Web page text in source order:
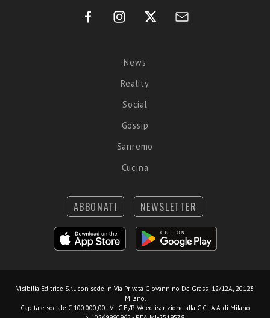
News
Reality
Social
Gossip
Sanremo
Cucina
ABBONATI NEWSLETTER
Visibilia Editrice S.r.l. con sede in Via Privata Giovannino De Grassi 12/12A, 20123
Milano.
Capitale sociale € 100.000,00 I.V. - C.F./P.IVA ed iscrizione alla C.C.I.A.A. di Milano